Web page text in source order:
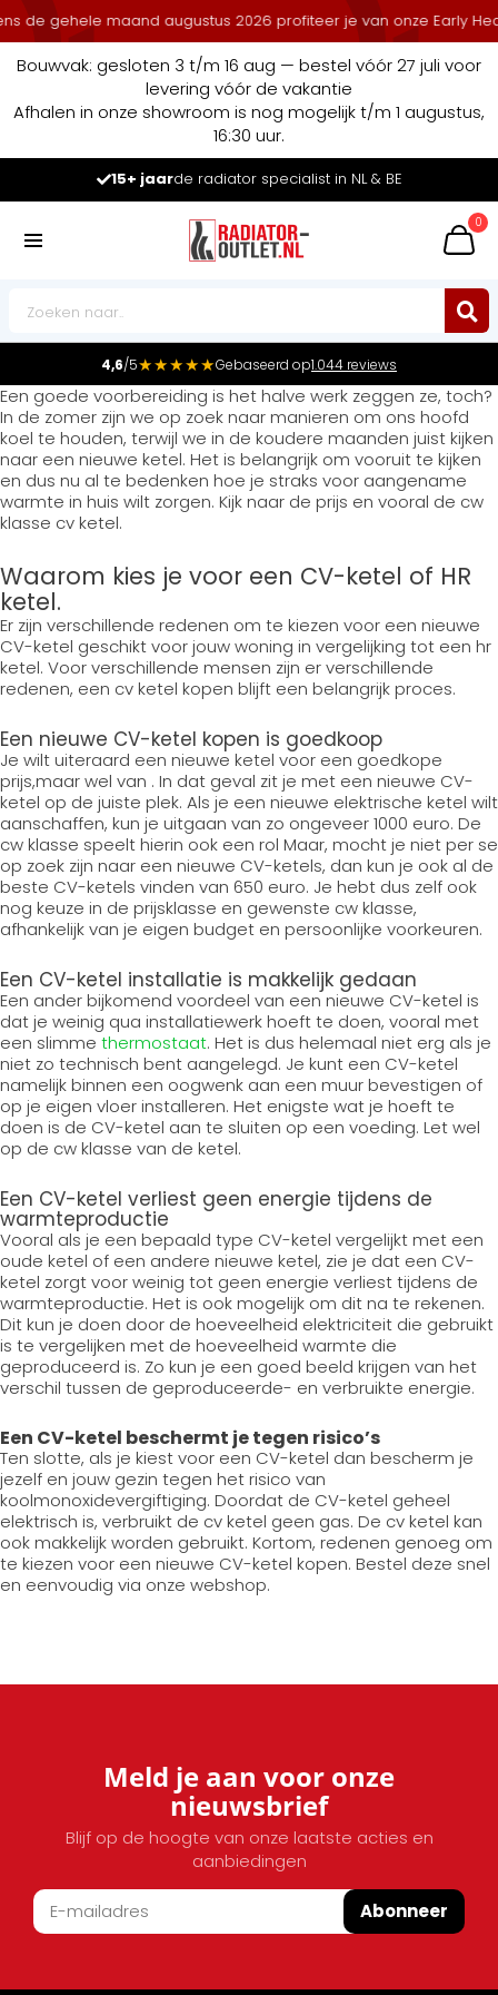
de gehele maand augustus 2026 profiteer je van onze Early Heat
Bouwvak: gesloten 3 t/m 16 aug — bestel vóór 27 juli voor
levering vóór de vakantie
Afhalen in onze showroom is nog mogelijk t/m 1 augustus,
16:30 uur.
15+ jaarde radiator specialist in NL & BE
0
4,6/5★★★★★Gebaseerd op1.044 reviews
Een goede voorbereiding is het halve werk zeggen ze, toch?
In de zomer zijn we op zoek naar manieren om ons hoofd
koel te houden, terwijl we in de koudere maanden juist kijken
naar een nieuwe ketel. Het is belangrijk om vooruit te kijken
en dus nu al te bedenken hoe je straks voor aangename
warmte in huis wilt zorgen. Kijk naar de prijs en vooral de cw
klasse cv ketel.
Waarom kies je voor een CV-ketel of HR
ketel.
Er zijn verschillende redenen om te kiezen voor een nieuwe
CV-ketel geschikt voor jouw woning in vergelijking tot een hr
ketel. Voor verschillende mensen zijn er verschillende
redenen, een cv ketel kopen blijft een belangrijk proces.
Een nieuwe CV-ketel kopen is goedkoop
Je wilt uiteraard een nieuwe ketel voor een goedkope
prijs,maar wel van . In dat geval zit je met een nieuwe CV-
ketel op de juiste plek. Als je een nieuwe elektrische ketel wilt
aanschaffen, kun je uitgaan van zo ongeveer 1000 euro. De
cw klasse speelt hierin ook een rol Maar, mocht je niet per se
op zoek zijn naar een nieuwe CV-ketels, dan kun je ook al de
beste CV-ketels vinden van 650 euro. Je hebt dus zelf ook
nog keuze in de prijsklasse en gewenste cw klasse,
afhankelijk van je eigen budget en persoonlijke voorkeuren.
Een CV-ketel installatie is makkelijk gedaan
Een ander bijkomend voordeel van een nieuwe CV-ketel is
dat je weinig qua installatiewerk hoeft te doen, vooral met
een slimme thermostaat. Het is dus helemaal niet erg als je
niet zo technisch bent aangelegd. Je kunt een CV-ketel
namelijk binnen een oogwenk aan een muur bevestigen of
op je eigen vloer installeren. Het enigste wat je hoeft te
doen is de CV-ketel aan te sluiten op een voeding. Let wel
op de cw klasse van de ketel.
Een CV-ketel verliest geen energie tijdens de
warmteproductie
Vooral als je een bepaald type CV-ketel vergelijkt met een
oude ketel of een andere nieuwe ketel, zie je dat een CV-
ketel zorgt voor weinig tot geen energie verliest tijdens de
warmteproductie. Het is ook mogelijk om dit na te rekenen.
Dit kun je doen door de hoeveelheid elektriciteit die gebruikt
is te vergelijken met de hoeveelheid warmte die
geproduceerd is. Zo kun je een goed beeld krijgen van het
verschil tussen de geproduceerde- en verbruikte energie.
Een CV-ketel beschermt je tegen risico’s
Ten slotte, als je kiest voor een CV-ketel dan bescherm je
jezelf en jouw gezin tegen het risico van
koolmonoxidevergiftiging. Doordat de CV-ketel geheel
elektrisch is, verbruikt de cv ketel geen gas. De cv ketel kan
ook makkelijk worden gebruikt. Kortom, redenen genoeg om
te kiezen voor een nieuwe CV-ketel kopen. Bestel deze snel
en eenvoudig via onze webshop.
Meld je aan voor onze
nieuwsbrief
Blijf op de hoogte van onze laatste acties en
aanbiedingen
Abonneer